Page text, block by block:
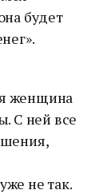
будет
женщина
С ней все
не так.